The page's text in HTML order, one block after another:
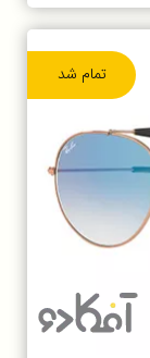
تمام شد